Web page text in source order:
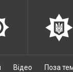
Відео Поза